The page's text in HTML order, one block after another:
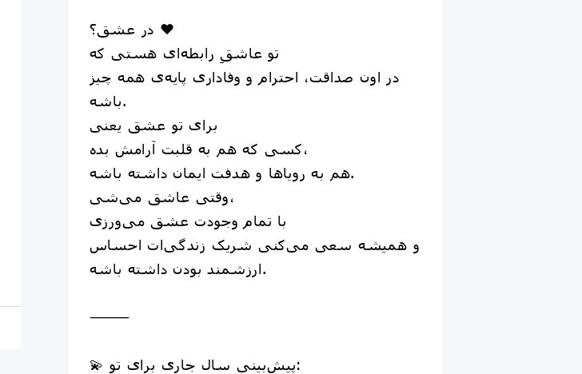
در عشق؟ ❤️
تو عاشقِ رابطه‌ای هستی که
در اون صداقت، احترام و وفاداری پایه‌ی همه چیز
باشه.
برای تو عشق یعنی
کسی که هم به قلبت آرامش بده،
هم به رویاها و هدفت ایمان داشته باشه.
وقتی عاشق می‌شی،
با تمام وجودت عشق می‌ورزی
و همیشه سعی می‌کنی شریک زندگی‌ات احساس
ارزشمند بودن داشته باشه.
⸻
💫 پیش‌بینی سال جاری برای تو: